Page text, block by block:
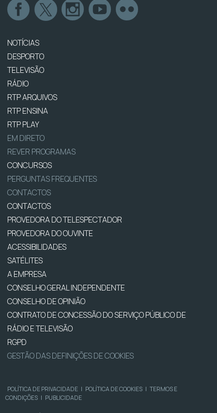
NOTÍCIAS
DESPORTO
TELEVISÃO
RÁDIO
RTP ARQUIVOS
RTP ENSINA
RTP PLAY
EM DIRETO
REVER PROGRAMAS
CONCURSOS
PERGUNTAS FREQUENTES
CONTACTOS
CONTACTOS
PROVEDORA DO TELESPECTADOR
PROVEDORA DO OUVINTE
ACESSIBILIDADES
SATÉLITES
A EMPRESA
CONSELHO GERAL INDEPENDENTE
CONSELHO DE OPINIÃO
CONTRATO DE CONCESSÃO DO SERVIÇO PÚBLICO DE
RÁDIO E TELEVISÃO
RGPD
GESTÃO DAS DEFINIÇÕES DE COOKIES
POLÍTICA DE PRIVACIDADE | POLÍTICA DE COOKIES | TERMOS E
CONDIÇÕES | PUBLICIDADE